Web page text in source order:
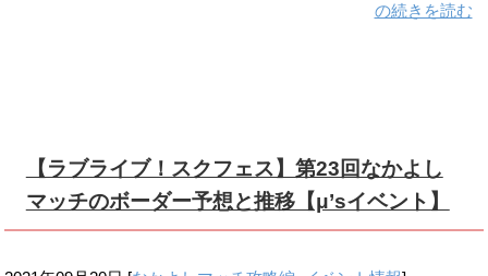
の続きを読む
【ラブライブ！スクフェス】第23回なかよし
マッチのボーダー予想と推移【μ’sイベント】